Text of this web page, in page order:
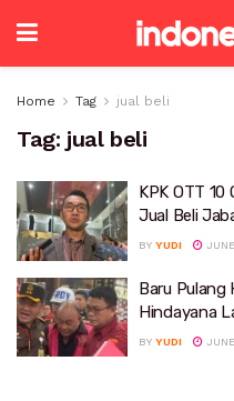
Home Tag jual beli
Tag: jual beli
KPK OTT 10
Jual Beli
BY YUDI
Baru Pulang
Hindayana
BY YUDI